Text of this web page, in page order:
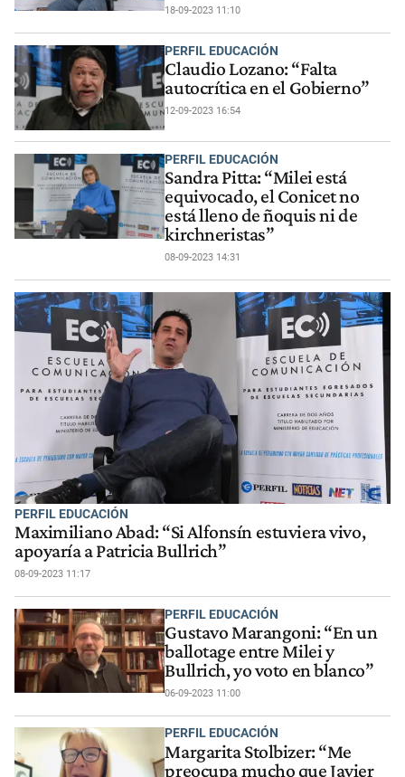
18-09-2023 11:10
PERFIL EDUCACIÓN
Claudio Lozano: “Falta
autocrítica en el Gobierno”
12-09-2023 16:54
PERFIL EDUCACIÓN
Sandra Pitta: “Milei está
equivocado, el Conicet no
está lleno de ñoquis ni de
kirchneristas”
08-09-2023 14:31
PERFIL EDUCACIÓN
Maximiliano Abad: “Si Alfonsín estuviera vivo,
apoyaría a Patricia Bullrich”
08-09-2023 11:17
PERFIL EDUCACIÓN
Gustavo Marangoni: “En un
ballotage entre Milei y
Bullrich, yo voto en blanco”
06-09-2023 11:00
PERFIL EDUCACIÓN
Margarita Stolbizer: “Me
preocupa mucho que Javier